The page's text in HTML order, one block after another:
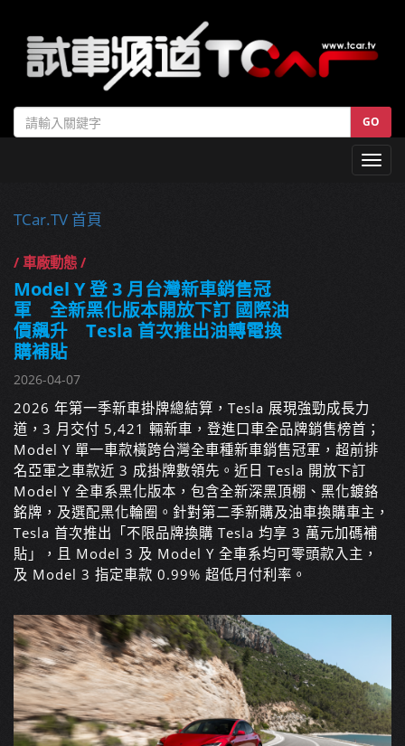
GO
TCar.TV 首頁
/ 車廠動態 /
Model Y 登 3 月台灣新車銷售冠
軍 全新黑化版本開放下訂 國際油
價飆升 Tesla 首次推出油轉電換
購補貼
2026-04-07
2026 年第一季新車掛牌總結算，Tesla 展現強勁成長力
道，3 月交付 5,421 輛新車，登進口車全品牌銷售榜首；
Model Y 單一車款橫跨台灣全車種新車銷售冠軍，超前排
名亞軍之車款近 3 成掛牌數領先。近日 Tesla 開放下訂
Model Y 全車系黑化版本，包含全新深黑頂棚、黑化鍍鉻
銘牌，及選配黑化輪圈。針對第二季新購及油車換購車主，
Tesla 首次推出「不限品牌換購 Tesla 均享 3 萬元加碼補
貼」，且 Model 3 及 Model Y 全車系均可零頭款入主，
及 Model 3 指定車款 0.99% 超低月付利率。